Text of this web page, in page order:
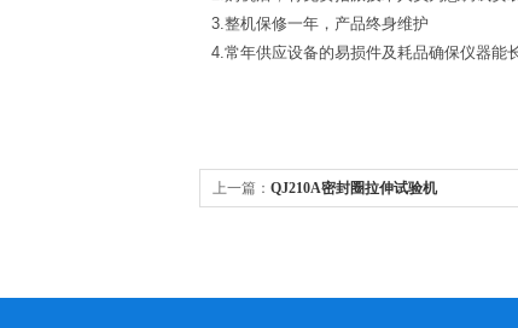
3.整机保修一年，产品终身维护
4.常年供应设备的易损件及耗品确保仪器能
上一篇： QJ210A密封圈拉伸试验机